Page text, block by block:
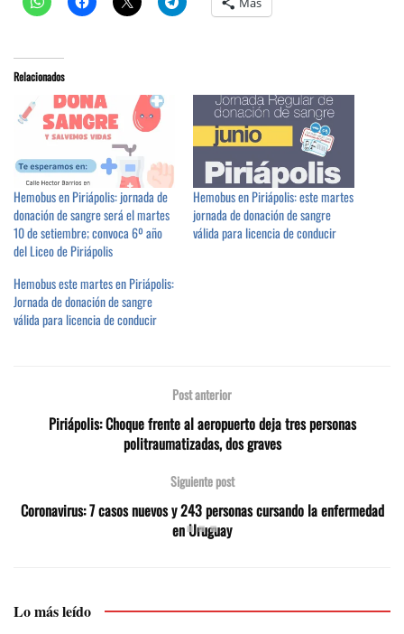
Relacionados
Hemobus en Piriápolis: jornada de
donación de sangre será el martes
10 de setiembre; convoca 6º año
del Liceo de Piriápolis
Hemobus en Piriápolis: este martes
jornada de donación de sangre
válida para licencia de conducir
Hemobus este martes en Piriápolis:
Jornada de donación de sangre
válida para licencia de conducir
Post anterior
Piriápolis: Choque frente al aeropuerto deja tres personas
politraumatizadas, dos graves
Siguiente post
Coronavirus: 7 casos nuevos y 243 personas cursando la enfermedad
en Uruguay
Lo más leído